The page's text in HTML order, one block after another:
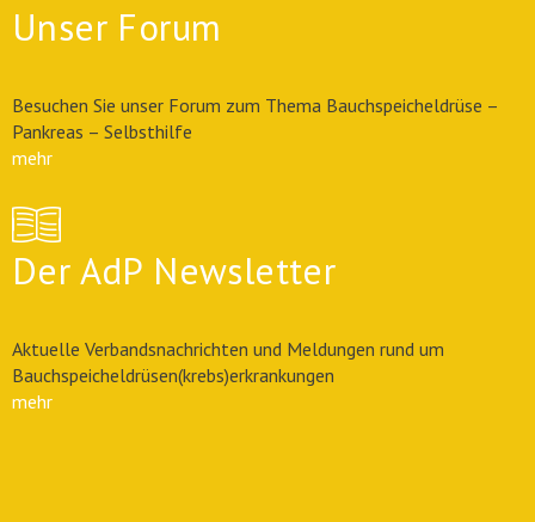
Unser Forum
Besuchen Sie unser Forum zum Thema Bauchspeicheldrüse –
Pankreas – Selbsthilfe
mehr
Der AdP Newsletter
Aktuelle Verbandsnachrichten und Meldungen rund um
Bauchspeicheldrüsen(krebs)erkrankungen
mehr